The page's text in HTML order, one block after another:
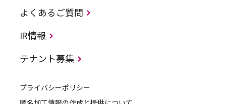
よくあるご質問
IR情報
テナント募集
プライバシーポリシー